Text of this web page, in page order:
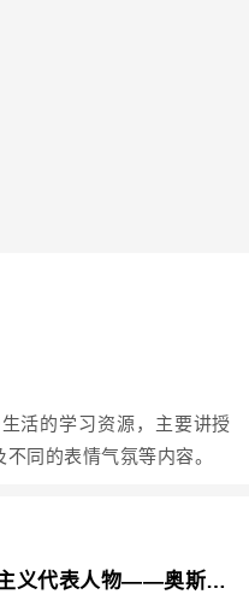
活的学习资源，主要讲授
同的表情气氛等内容。
时尚唯美主义代表人物——奥斯卡..